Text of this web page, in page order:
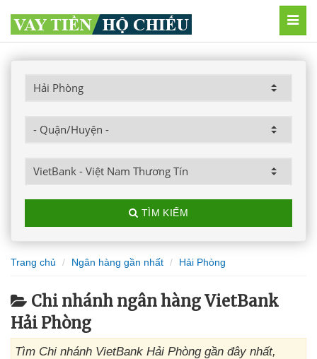
TÌM KIẾM
Trang chủ Ngân hàng gần nhất Hải Phòng
Chi nhánh ngân hàng VietBank
Hải Phòng
Tìm Chi nhánh VietBank Hải Phòng gần đây nhất,